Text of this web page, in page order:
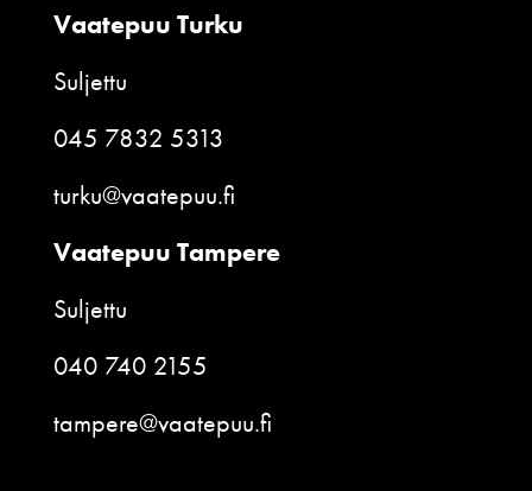
Vaatepuu Turku
Suljettu
045 7832 5313
turku@vaatepuu.fi
Vaatepuu Tampere
Suljettu
040 740 2155
tampere@vaatepuu.fi